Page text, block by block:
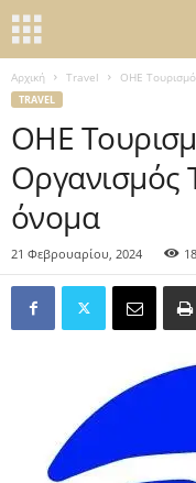
Αρχική Travel ΟΗΕ
TRAVEL
ΟΗΕ
Οργανισμός
όνομα
21 Φεβρουαρίου, 2024